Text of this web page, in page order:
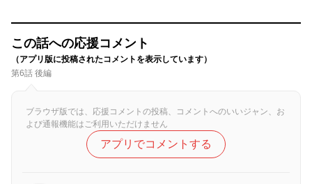
この話への応援コメント
（アプリ版に投稿されたコメントを表示しています）
第6話 後編
ブラウザ版では、応援コメントの投稿、コメントへのいいジャン、お
よび通報機能はご利用いただけません
アプリでコメントする